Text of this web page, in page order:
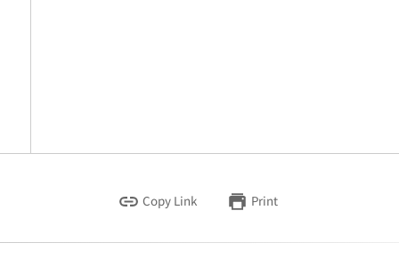
Copy Link Print